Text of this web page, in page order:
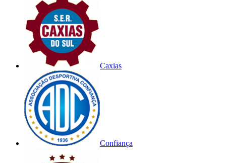
Caxias
Confiança